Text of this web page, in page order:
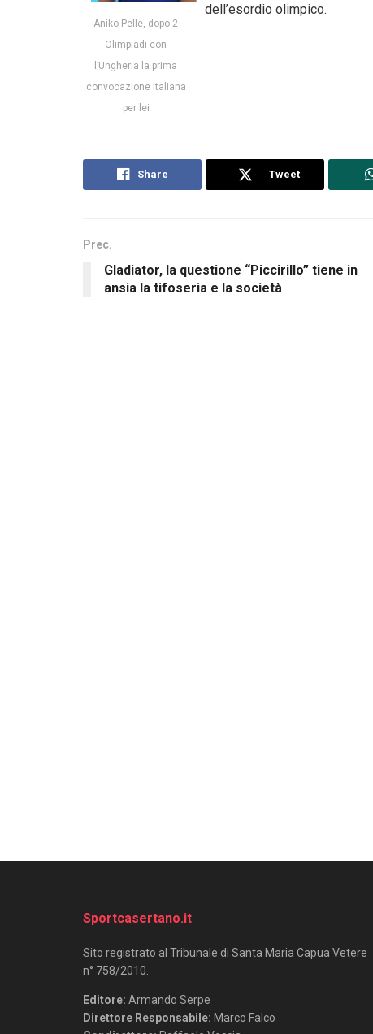
Aniko Pelle, dopo 2
Olimpiadi con
l’Ungheria la prima
convocazione italiana
per lei
dell’esordio olimpico.
Share Tweet
Prec.
Gladiator, la questione “Piccirillo” tiene in
ansia la tifoseria e la società
Sportcasertano.it
Sito registrato al Tribunale di Santa Maria Capua Vetere
n° 758/2010.
Editore: Armando Serpe
Direttore Responsabile: Marco Falco